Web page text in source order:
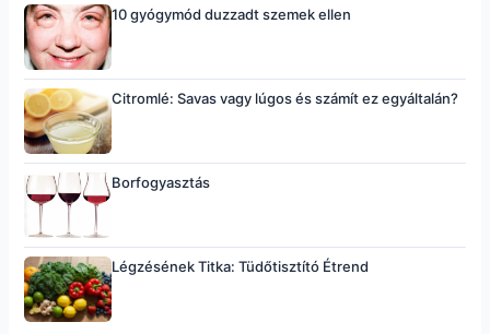
10 gyógymód duzzadt szemek ellen
Citromlé: Savas vagy lúgos és számít ez egyáltalán?
Borfogyasztás
Légzésének Titka: Tüdőtisztító Étrend